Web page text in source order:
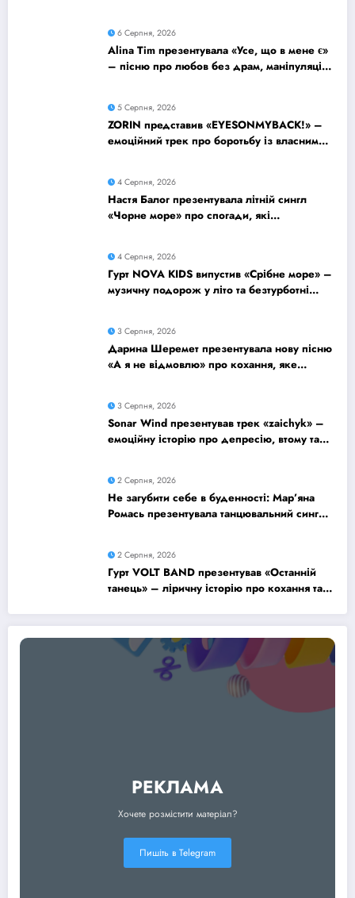
6 Серпня, 2026
Alina Tim презентувала «Усе, що в мене є»
– пісню про любов без драм, маніпуляцій
5 Серпня, 2026
ZORIN представив «EYESONMYBACK!» –
емоційний трек про боротьбу із власними
4 Серпня, 2026
Настя Балог презентувала літній сингл
«Чорне море» про спогади, які
4 Серпня, 2026
Гурт NOVA KIDS випустив «Срібне море» –
музичну подорож у літо та безтурботні
3 Серпня, 2026
Дарина Шеремет презентувала нову пісню
«А я не відмовлю» про кохання, яке
3 Серпня, 2026
Sonar Wind презентував трек «zaichyk» –
емоційну історію про депресію, втому та
2 Серпня, 2026
Не загубити себе в буденності: Мар’яна
Ромась презентувала танцювальний сингл
2 Серпня, 2026
Гурт VOLT BAND презентував «Останній
танець» – ліричну історію про кохання та
РЕКЛАМА
Хочете розмістити матеріал?
Пишіть в Telegram